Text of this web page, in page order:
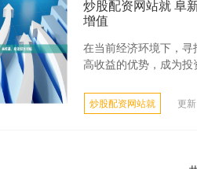
炒股配资网站就 阜
增值
在当前经济环境下，
高收益的优势，成为
炒股配资网站就 更